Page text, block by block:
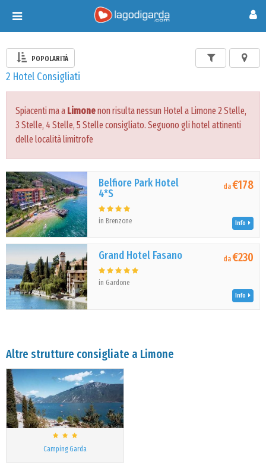
Toggle
navigation
POPOLARITÀ
2 Hotel Consigliati
Spiacenti ma a Limonenon risulta nessun Hotel a Limone 2 Stelle,
3 Stelle, 4 Stelle, 5 Stelle consigliato. Seguono gli hotel attinenti
delle località limitrofe
Belfiore Park Hotel
4*S
in Brenzone
da€178
Info
Grand Hotel Fasano
in Gardone
da€230
Info
Altre strutture consigliate a Limone
Camping Garda